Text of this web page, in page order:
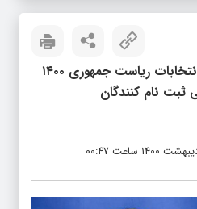
لیست نامزدهای شاخص انتخابات ریاست جمهوری ۱۴۰۰
ثبت نام کنندگان